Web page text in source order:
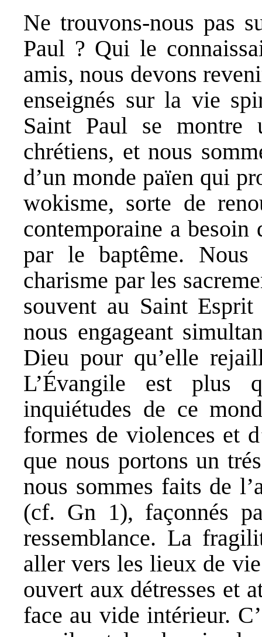
Ne trouvons-nous pas
Paul ? Qui le
amis, nous devons
enseignés sur la vie
Saint Paul se montre
chrétiens, et nous
d’un monde païen qui
wokisme, sorte de
contemporaine a besoin
par le baptême. Nous
charisme par les
souvent au Saint
nous engageant
Dieu pour qu’elle
L’Évangile est plus
inquiétudes de ce
formes de violences et
que nous portons un
nous sommes faits de
(cf. Gn 1), façonnés
ressemblance. La
aller vers les lieux de
ouvert aux détresses et
face au vide intérieur.